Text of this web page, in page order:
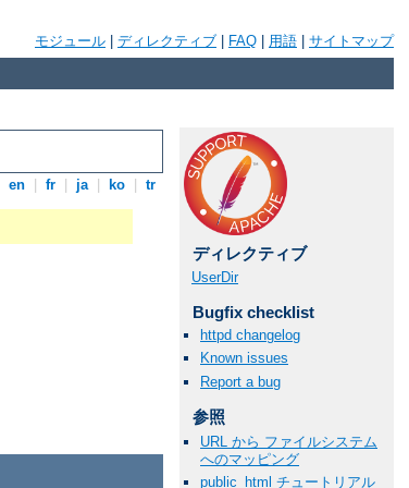
モジュール ディレクティブ FAQ 用語 サイトマップ
en fr ja ko tr
ディレクティブ
UserDir
Bugfix checklist
httpd changelog
Known issues
Report a bug
参照
URL から ファイルシステム
へのマッピング
public_html チュートリアル